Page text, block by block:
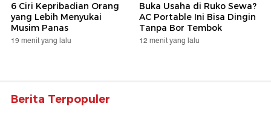
6 Ciri Kepribadian Orang
yang Lebih Menyukai
Musim Panas
19 menit yang lalu
Buka Usaha di Ruko Sewa?
AC Portable Ini Bisa Dingin
Tanpa Bor Tembok
12 menit yang lalu
Berita Terpopuler